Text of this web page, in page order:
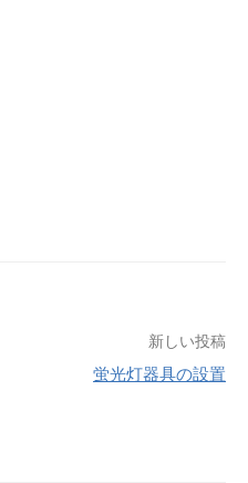
新しい投稿
蛍光灯器具の設置